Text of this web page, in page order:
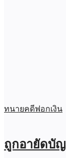
ทนายคดีฟอกเงิน
ถูกอายัดบั